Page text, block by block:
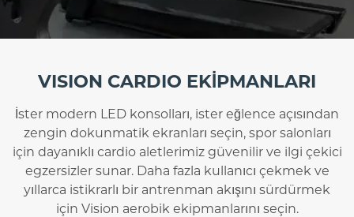
VISION CARDIO EKİPMANLARI
İster modern LED konsolları, ister eğlence açısından
zengin dokunmatik ekranları seçin, spor salonları
için dayanıklı cardio aletlerimiz güvenilir ve ilgi çekici
egzersizler sunar. Daha fazla kullanıcı çekmek ve
yıllarca istikrarlı bir antrenman akışını sürdürmek
için Vision aerobik ekipmanlarını seçin.